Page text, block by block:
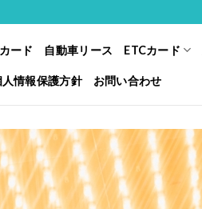
ード 自動車リース ETCカード
人情報保護方針 お問い合わせ